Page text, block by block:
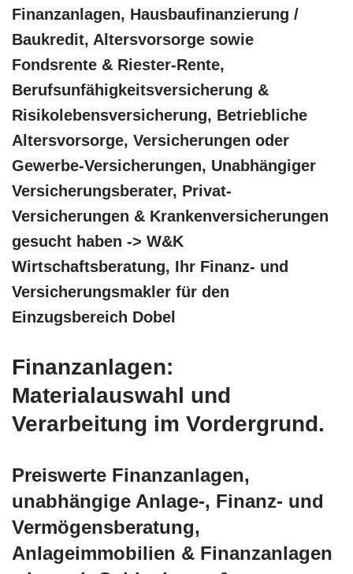
Finanzanlagen, Hausbaufinanzierung /
Baukredit, Altersvorsorge sowie
Fondsrente & Riester-Rente,
Berufsunfähigkeitsversicherung &
Risikolebensversicherung, Betriebliche
Altersvorsorge, Versicherungen oder
Gewerbe-Versicherungen, Unabhängiger
Versicherungsberater, Privat-
Versicherungen & Krankenversicherungen
gesucht haben -> W&K
Wirtschaftsberatung, Ihr Finanz- und
Versicherungsmakler für den
Einzugsbereich Dobel
Finanzanlagen:
Materialauswahl und
Verarbeitung im Vordergrund.
Preiswerte Finanzanlagen,
unabhängige Anlage-, Finanz- und
Vermögensberatung,
Anlageimmobilien & Finanzanlagen